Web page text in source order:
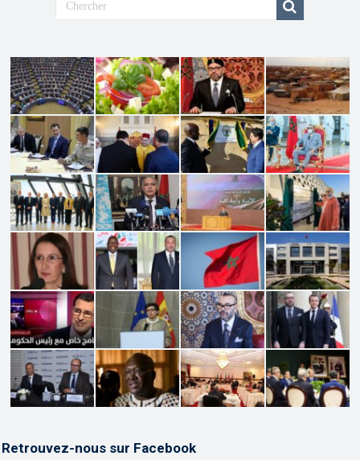
Retrouvez-nous sur Facebook